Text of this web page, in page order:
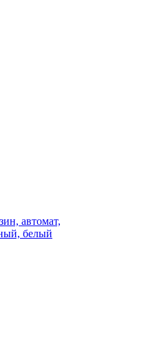
автомат,
белый